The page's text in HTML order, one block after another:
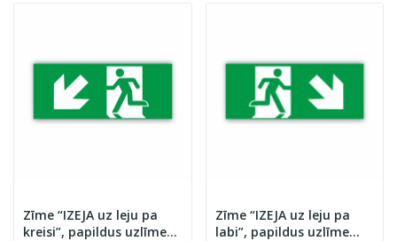
Zīme “IZEJA uz leju pa
kreisi”, papildus uzlīme
Zīme “IZEJA uz leju pa
labi”, papildus uzlīme